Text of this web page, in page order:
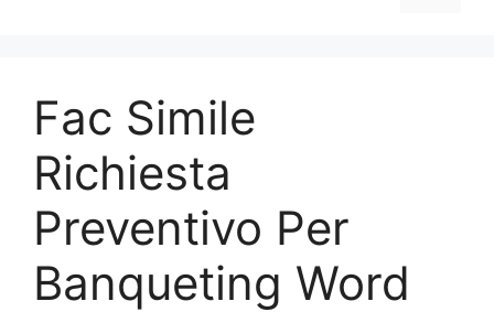
Fac Simile
Richiesta
Preventivo Per
Banqueting Word